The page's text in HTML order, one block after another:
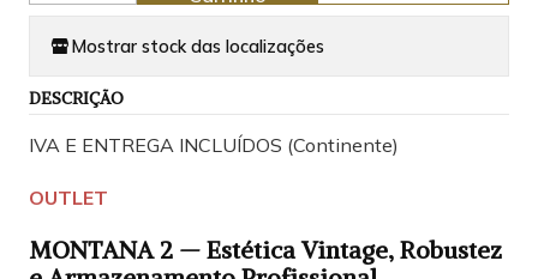
Mostrar stock das localizações
DESCRIÇÃO
IVA E ENTREGA INCLUÍDOS (Continente)
OUTLET
MONTANA 2 — Estética Vintage, Robustez